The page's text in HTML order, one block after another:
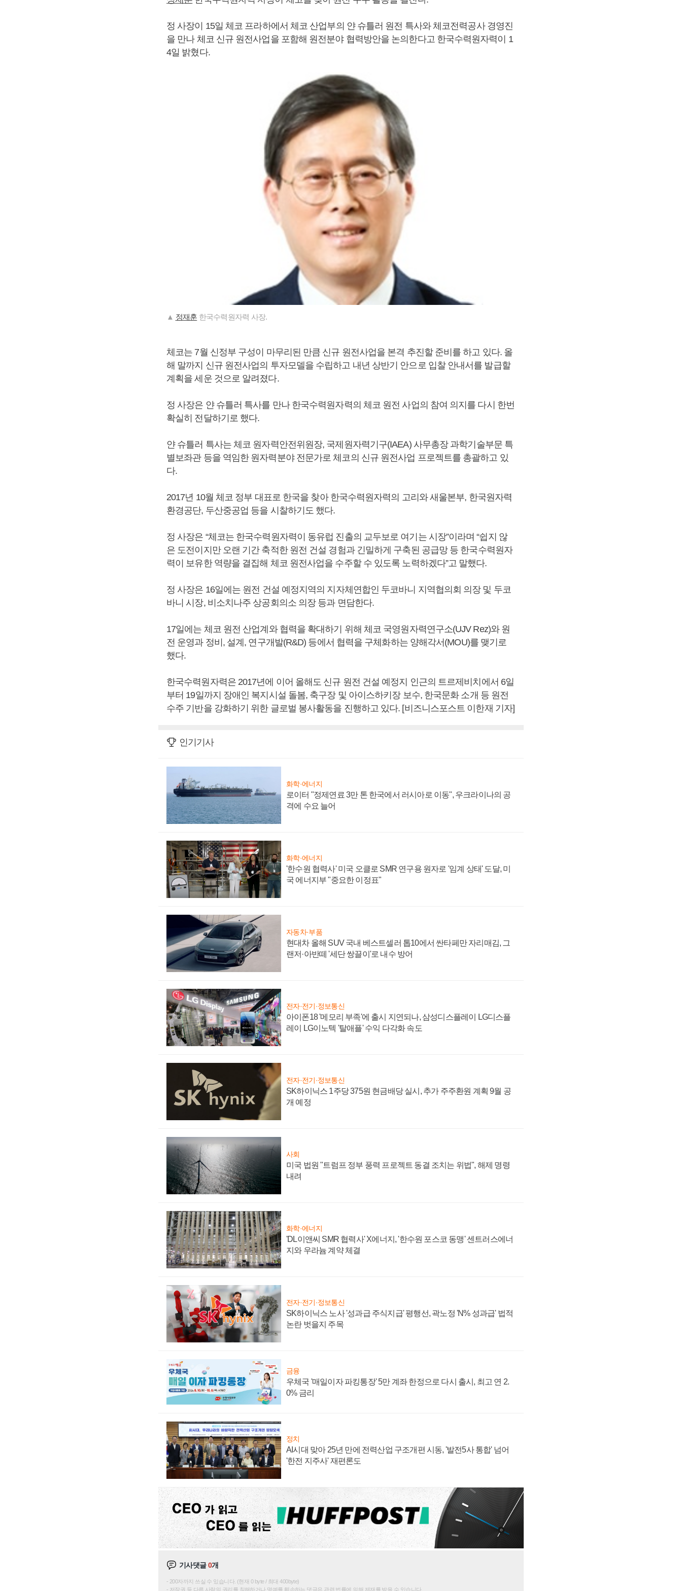
정 사장이 15일 체코 프라하에서 체코 산업부의 얀 슈틀러 원전 특사와 체코전력공사 경영진
을 만나 체코 신규 원전사업을 포함해 원전분야 협력방안을 논의한다고 한국수력원자력이 1
4일 밝혔다.
▲ 정재훈 한국수력원자력 사장.
체코는 7월 신정부 구성이 마무리된 만큼 신규 원전사업을 본격 추진할 준비를 하고 있다. 올
해 말까지 신규 원전사업의 투자모델을 수립하고 내년 상반기 안으로 입찰 안내서를 발급할
계획을 세운 것으로 알려졌다.
정 사장은 얀 슈틀러 특사를 만나 한국수력원자력의 체코 원전 사업의 참여 의지를 다시 한번
확실히 전달하기로 했다.
얀 슈틀러 특사는 체코 원자력안전위원장, 국제원자력기구(IAEA) 사무총장 과학기술부문 특
별보좌관 등을 역임한 원자력분야 전문가로 체코의 신규 원전사업 프로젝트를 총괄하고 있
다.
2017년 10월 체코 정부 대표로 한국을 찾아 한국수력원자력의 고리와 새울본부, 한국원자력
환경공단, 두산중공업 등을 시찰하기도 했다.
정 사장은 “체코는 한국수력원자력이 동유럽 진출의 교두보로 여기는 시장”이라며 “쉽지 않
은 도전이지만 오랜 기간 축적한 원전 건설 경험과 긴밀하게 구축된 공급망 등 한국수력원자
력이 보유한 역량을 결집해 체코 원전사업을 수주할 수 있도록 노력하겠다”고 말했다.
정 사장은 16일에는 원전 건설 예정지역의 지자체연합인 두코바니 지역협의회 의장 및 두코
바니 시장, 비소치나주 상공회의소 의장 등과 면담한다.
17일에는 체코 원전 산업계와 협력을 확대하기 위해 체코 국영원자력연구소(UJV Rez)와 원
전 운영과 정비, 설계, 연구개발(R&D) 등에서 협력을 구체화하는 양해각서(MOU)를 맺기로
했다.
한국수력원자력은 2017년에 이어 올해도 신규 원전 건설 예정지 인근의 트르제비치에서 6일
부터 19일까지 장애인 복지시설 돌봄, 축구장 및 아이스하키장 보수, 한국문화 소개 등 원전
수주 기반을 강화하기 위한 글로벌 봉사활동을 진행하고 있다. [비즈니스포스트 이한재 기자]
인기기사
화학·에너지
로이터 "정제연료 3만 톤 한국에서 러시아로 이동", 우크라이나의 공
격에 수요 늘어
화학·에너지
'한수원 협력사' 미국 오클로 SMR 연구용 원자로 '임계 상태' 도달, 미
국 에너지부 "중요한 이정표"
자동차·부품
현대차 올해 SUV 국내 베스트셀러 톱10에서 싼타페만 자리매김, 그
랜저·아반떼 '세단 쌍끌이'로 내수 방어
전자·전기·정보통신
아이폰18 '메모리 부족'에 출시 지연되나, 삼성디스플레이 LG디스플
레이 LG이노텍 '탈애플' 수익 다각화 속도
전자·전기·정보통신
SK하이닉스 1주당 375원 현금배당 실시, 추가 주주환원 계획 9월 공
개 예정
사회
미국 법원 "트럼프 정부 풍력 프로젝트 동결 조치는 위법", 해제 명령
내려
화학·에너지
'DL이앤씨 SMR 협력사' X에너지, '한수원 포스코 동맹' 센트러스에너
지와 우라늄 계약 체결
전자·전기·정보통신
SK하이닉스 노사 '성과급 주식지급' 평행선, 곽노정 'N% 성과급' 법적
논란 벗을지 주목
금융
우체국 '매일이자 파킹통장' 5만 계좌 한정으로 다시 출시, 최고 연 2.
0% 금리
정치
AI시대 맞아 25년 만에 전력산업 구조개편 시동, '발전5사 통합' 넘어
'한전 지주사' 재편론도
기사댓글0개
200자까지 쓰실 수 있습니다. (현재 0 byte / 최대 400byte)
저작권 등 다른 사람의 권리를 침해하거나 명예를 훼손하는 댓글은 관련 법률에 의해 제재를 받을 수 있습니다.